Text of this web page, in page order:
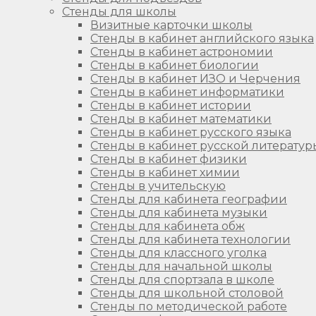
Стенды для школы
Визитные карточки школы
Стенды в кабинет английского языка
Стенды в кабинет астрономии
Стенды в кабинет биологии
Стенды в кабинет ИЗО и Черчения
Стенды в кабинет информатики
Стенды в кабинет истории
Стенды в кабинет математики
Стенды в кабинет русского языка
Стенды в кабинет русской
Стенды в кабинет физики
Стенды в кабинет химии
Стенды в учительскую
Стенды для кабинета географии
Стенды для кабинета музыки
Стенды для кабинета обж
Стенды для кабинета технологии
Стенды для классного уголка
Стенды для начальной школы
Стенды для спортзала в школе
Стенды для школьной столовой
Стенды по методической работе